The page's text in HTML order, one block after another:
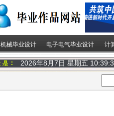
机械毕业设计 电子电气毕业设计 计
2026年8月7日 星期五 10:39:4